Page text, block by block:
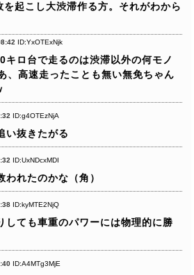
を起こし大渋滞作る方。それがわから
ID:YxOTExNjk
キロ台で走るのは渋滞以外の何モノ
、高速走ったことも無い無免ちゃん
ID:g4OTEzNjA
い抜きたがる
ID:UxNDcxMDI
われたのかな（角）
ID:kyMTE2NjQ
しても車重のパワーには物理的に勝
ID:A4MTg3MjE